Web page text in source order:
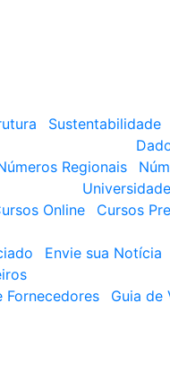
Sustentabilidade
Regionais
Online Cursos
Envie sua Notícia
Fornecedores Guia de